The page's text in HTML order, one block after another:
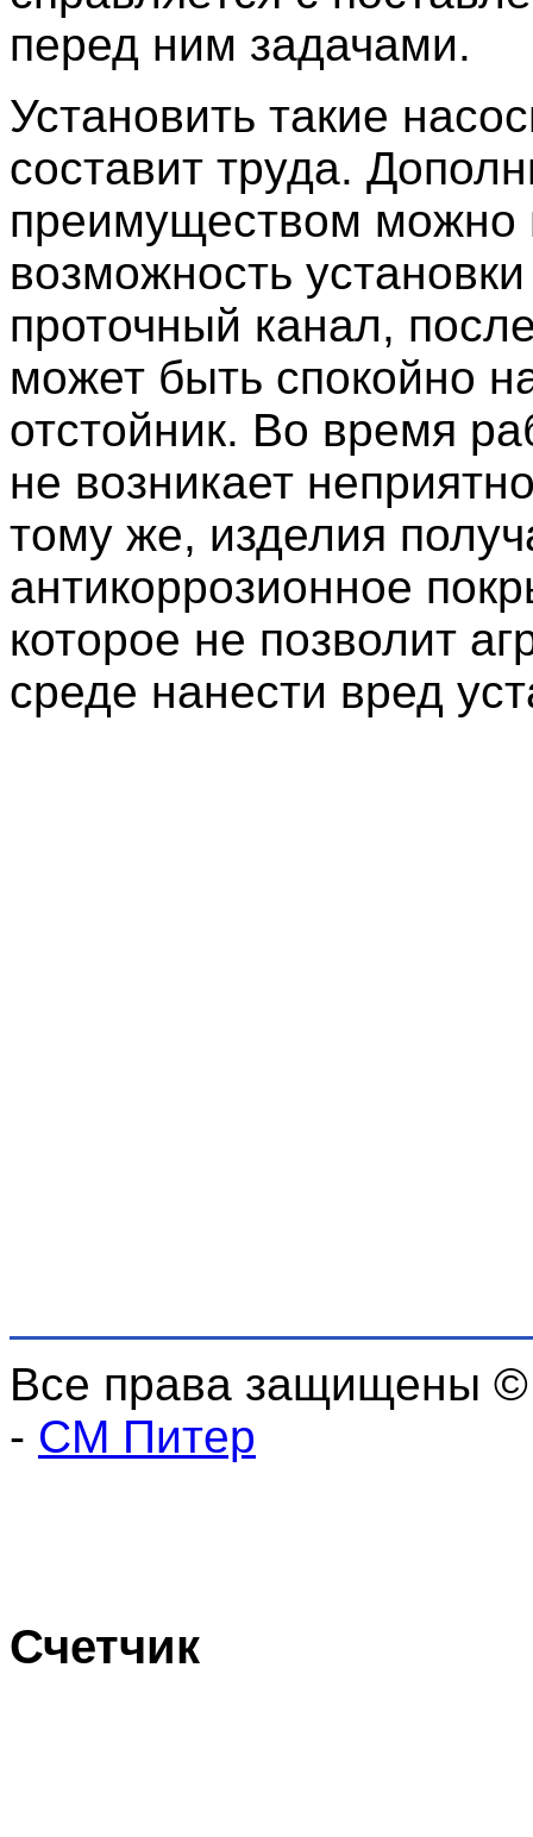
перед ним задачами.
Установить такие
составит труда.
преимуществом можно
возможность
проточный канал,
может быть спокойно
отстойник. Во время
не возникает
тому же, изделия
антикоррозионное
которое не позволит
среде нанести вред
Все права защищены
- СМ Питер
Счетчик